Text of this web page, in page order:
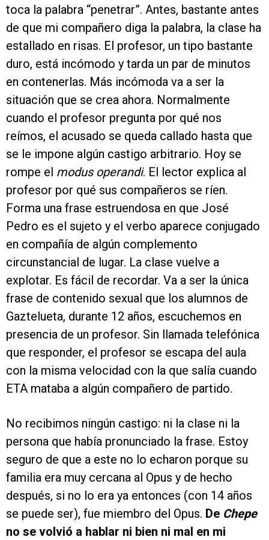
toca la palabra “penetrar”. Antes, bastante antes
de que mi compañero diga la palabra, la clase ha
estallado en risas. El profesor, un tipo bastante
duro, está incómodo y tarda un par de minutos
en contenerlas. Más incómoda va a ser la
situación que se crea ahora. Normalmente
cuando el profesor pregunta por qué nos
reímos, el acusado se queda callado hasta que
se le impone algún castigo arbitrario. Hoy se
rompe el modus operandi. El lector explica al
profesor por qué sus compañeros se ríen.
Forma una frase estruendosa en que José
Pedro es el sujeto y el verbo aparece conjugado
en compañía de algún complemento
circunstancial de lugar. La clase vuelve a
explotar. Es fácil de recordar. Va a ser la única
frase de contenido sexual que los alumnos de
Gaztelueta, durante 12 años, escuchemos en
presencia de un profesor. Sin llamada telefónica
que responder, el profesor se escapa del aula
con la misma velocidad con la que salía cuando
ETA mataba a algún compañero de partido.
No recibimos ningún castigo: ni la clase ni la
persona que había pronunciado la frase. Estoy
seguro de que a este no lo echaron porque su
familia era muy cercana al Opus y de hecho
después, si no lo era ya entonces (con 14 años
se puede ser), fue miembro del Opus. De Chepe
no se volvió a hablar ni bien ni mal en mi